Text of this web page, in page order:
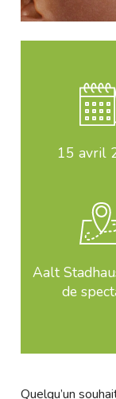
15 avril
Aalt
de
Quelqu’un